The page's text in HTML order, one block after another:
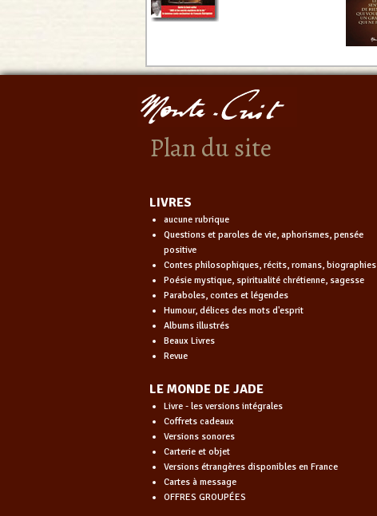
Plan du site
LIVRES
aucune rubrique
Questions et paroles de vie, aphorismes, pensée
positive
Contes philosophiques, récits, romans, biographies
Poésie mystique, spiritualité chrétienne, sagesse
Paraboles, contes et légendes
Humour, délices des mots d'esprit
Albums illustrés
Beaux Livres
Revue
LE MONDE DE JADE
Livre - les versions intégrales
Coffrets cadeaux
Versions sonores
Carterie et objet
Versions étrangères disponibles en France
Cartes à message
OFFRES GROUPÉES